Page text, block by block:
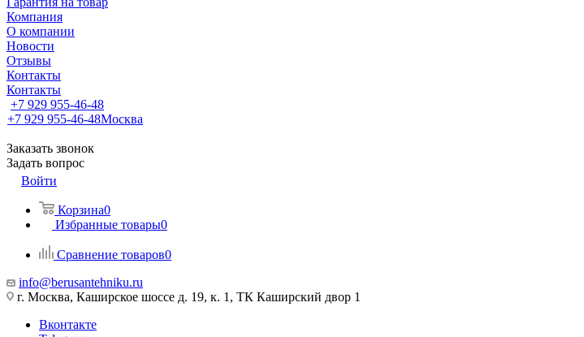
Компания
О компании
Новости
Отзывы
Контакты
Контакты
+7 929 955-46-48
+7 929 955-46-48Москва
Заказать звонок
Задать вопрос
Войти
Корзина0
Избранные товары0
Сравнение товаров0
info@berusantehniku.ru
г. Москва, Каширское шоссе д. 19, к. 1, ТК Каширский двор 1
Вконтакте